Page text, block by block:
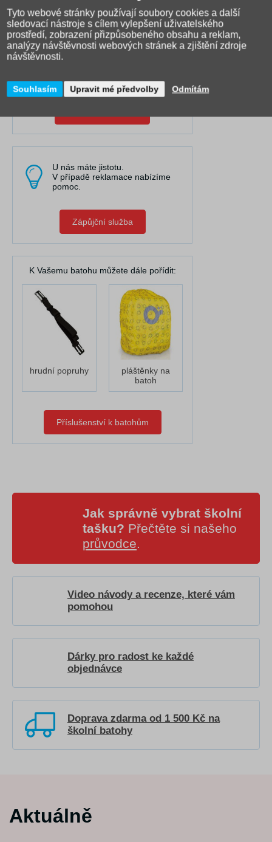
Pravidelně publikujeme články do
naší poradny, kde řešíme nejčastější
problémy.
Máme nejširší výběr online a
spolupracujeme s 25 výrobci.
při výběru a rozhodování.
U nás máte jistotu.
V případě reklamace nabízíme
pomoc.
Zápůjční služba
K Vašemu batohu můžete dále pořídit:
hrudní popruhy
pláštěnky na
batoh
Příslušenství k batohům
Jak správně vybrat školní
tašku? Přečtěte si našeho
průvodce.
Video návody a recenze, které vám
pomohou
Dárky pro radost ke každé
objednávce
Doprava zdarma od 1 500 Kč na
školní batohy
Aktuálně
Tyto webové stránky používají soubory cookies a další
sledovací nástroje s cílem vylepšení uživatelského
prostředí, zobrazení přizpůsobeného obsahu a reklam,
analýzy návštěvnosti webových stránek a zjištění zdroje
návštěvnosti.
Souhlasím Upravit mé předvolby Odmítám